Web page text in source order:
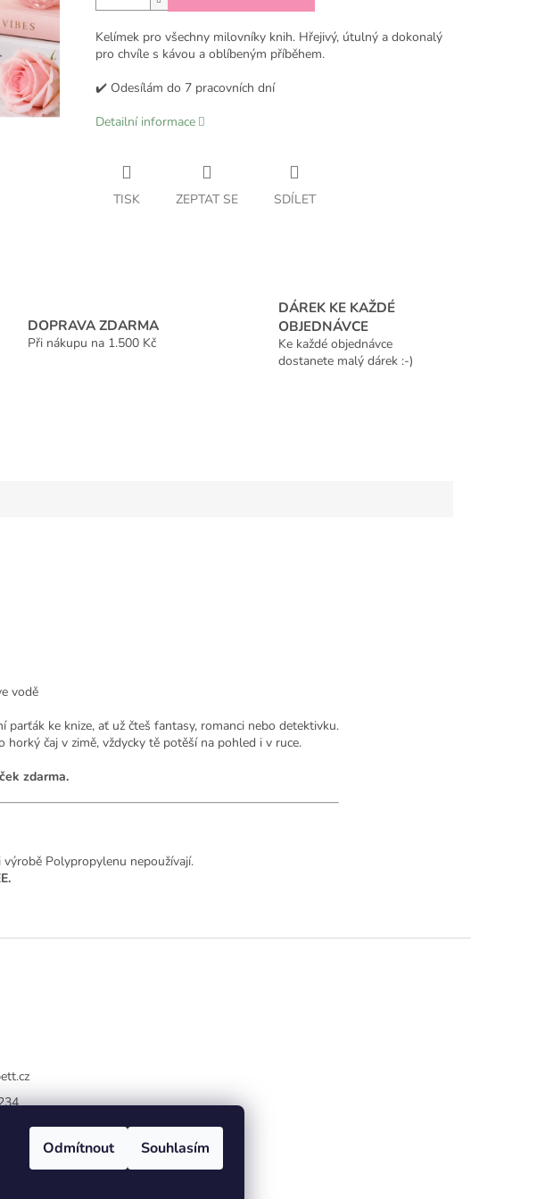
Odmítnout Souhlasím
Kelímek pro všechny milovníky knih. Hřejivý, útulný a dokonalý
pro chvíle s kávou a oblíbeným příběhem.
✔️ Odesílám do 7 pracovních dní
Detailní informace
TISK ZEPTAT SE SDÍLET
DOPRAVA ZDARMA
Při nákupu na 1.500 Kč
DÁREK KE KAŽDÉ
OBJEDNÁVCE
Ke každé objednávce
dostanete malý dárek :-)
vodě
ke knize, ať už čteš fantasy, romanci nebo detektivku.
čaj v zimě, vždycky tě potěší na pohled i v ruce.
zdarma.
Polypropylenu nepoužívají.